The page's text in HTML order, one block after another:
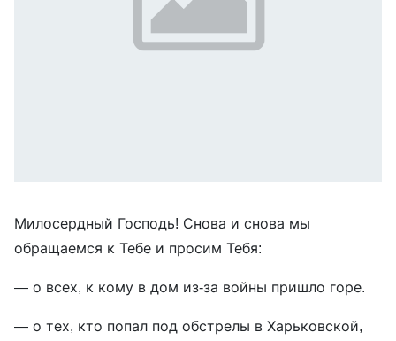
Милосердный Господь! Снова и снова мы
обращаемся к Тебе и просим Тебя:
— о всех, к кому в дом из-за войны пришло горе.
— о тех, кто попал под обстрелы в Харьковской,